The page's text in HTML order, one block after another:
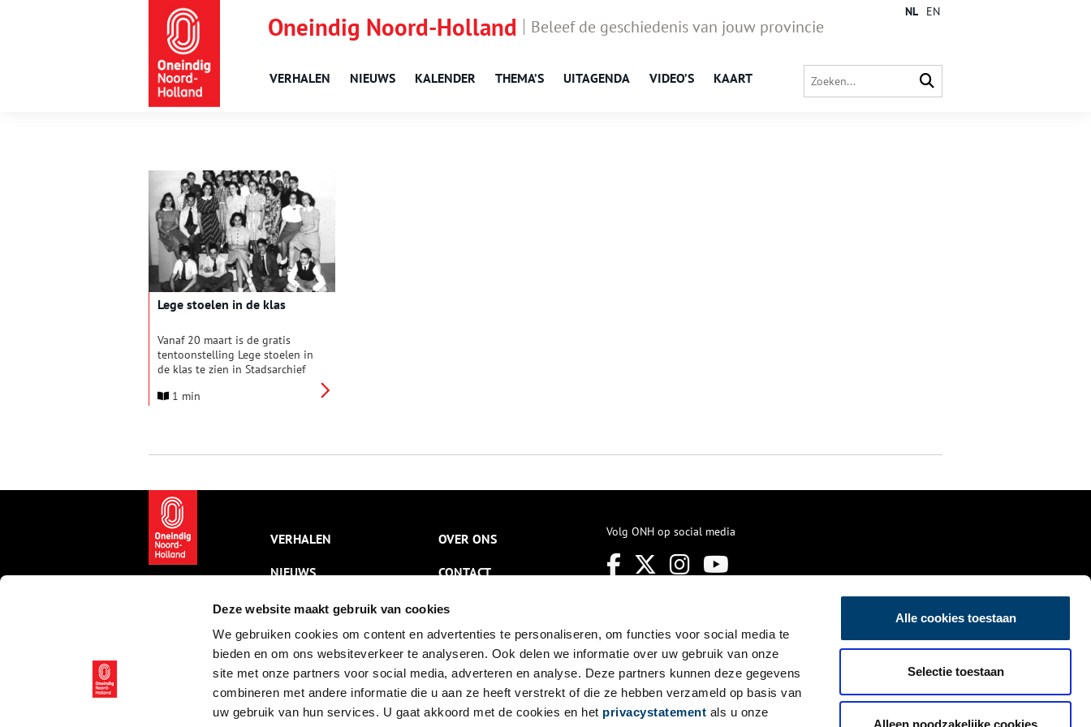
Deze website maakt gebruik van cookies
We gebruiken cookies om content en advertenties te personaliseren, om functies voor social media te
bieden en om ons websiteverkeer te analyseren. Ook delen we informatie over uw gebruik van onze
site met onze partners voor social media, adverteren en analyse. Deze partners kunnen deze gegevens
combineren met andere informatie die u aan ze heeft verstrekt of die ze hebben verzameld op basis van
uw gebruik van hun services. U gaat akkoord met de cookies en het privacystatement als u onze
Alle cookies toestaan
Selectie toestaan
Alleen noodzakelijke cookies
Oneindig Noord-Holland Beleef de geschiedenis van jouw provincie
VERHALEN NIEUWS KALENDER THEMA’S UITAGENDA VIDEO’S KAART
NL EN
Lege stoelen in de klas
Vanaf 20 maart is de gratis
tentoonstelling Lege stoelen in
de klas te zien in Stadsarchief
geeft inzicht in de ervaringen
maakte de Duitse bezetter een
mochten Joodse leerlingen
alleen nog maar naar Joodse
scholen.
1 min
VERHALEN
NIEUWS
KALENDER
THEMA’S
ACTIVITEITEN
VIDEO’S
OVER ONS
CONTACT
NIEUWSBRIEF
DISCLAIMER
PRIVACY
TOEGANKELIJKHEID
Volg ONH op social media